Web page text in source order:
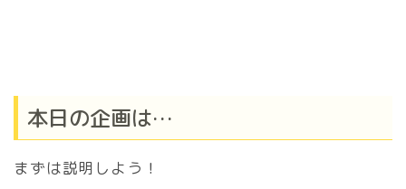
本日の企画は…
まずは説明しよう！